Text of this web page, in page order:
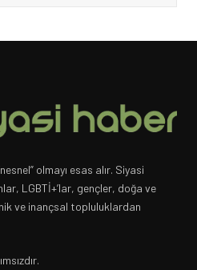
olmayı esas alır. Siyasi
LGBTİ+’lar, gençler, doğa ve
ve inançsal topluluklardan